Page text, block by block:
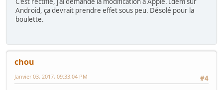
Android, ça devrait prendre effet sous peu. Désolé pour la
boulette.
chou
#4
Janvier 03, 2017, 09:33:04 PM